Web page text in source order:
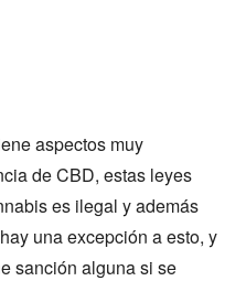
aspectos muy
de CBD, estas leyes
es ilegal y además
una excepción a esto, y
sanción alguna si se